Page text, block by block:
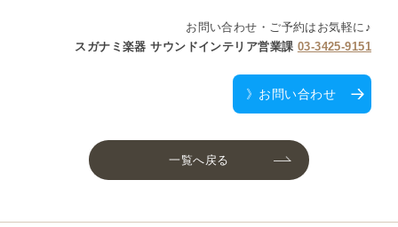
お問い合わせ・ご予約はお気軽に♪
スガナミ楽器 サウンドインテリア営業課 03-3425-9151
》お問い合わせ
一覧へ戻る